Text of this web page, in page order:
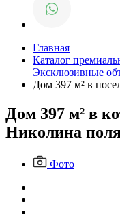
Главная
Каталог
Эксклюзивные
Дом 397 м² в
Дом 397 м² в
Николина
Фото